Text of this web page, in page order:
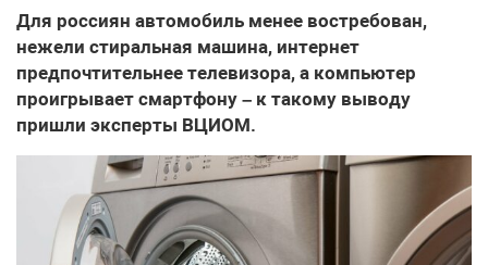
Для россиян автомобиль менее востребован,
нежели стиральная машина, интернет
предпочтительнее телевизора, а компьютер
проигрывает смартфону – к такому выводу
пришли эксперты ВЦИОМ.